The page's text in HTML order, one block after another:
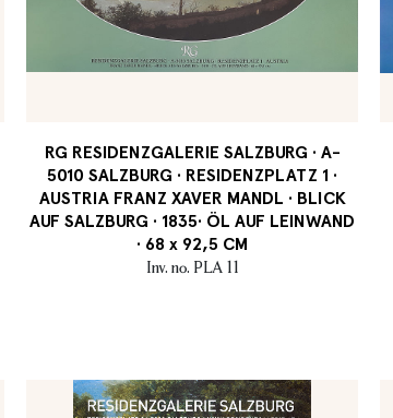
RG RESIDENZGALERIE SALZBURG · A-
5010 SALZBURG · RESIDENZPLATZ 1 ·
AUSTRIA FRANZ XAVER MANDL · BLICK
AUF SALZBURG · 1835· ÖL AUF LEINWAND
· 68 x 92,5 CM
Inv. no. PLA 11